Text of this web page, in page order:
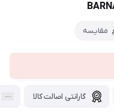
مقایسه
گارانتی اصالت کالا